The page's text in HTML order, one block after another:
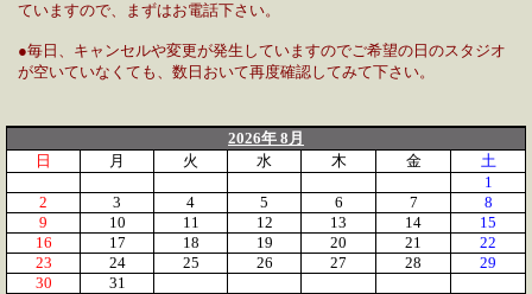
ていますので、まずはお電話下さい。
●毎日、キャンセルや変更が発生していますのでご希望の日のスタジオ
が空いていなくても、数日おいて再度確認してみて下さい。
2026年 8月
日
月 火 水 木 金
土
1
2
3 4 5 6 7
8
9
10 11 12 13 14
15
16
17 18 19 20 21
22
23
24 25 26 27 28
29
30
31